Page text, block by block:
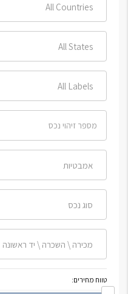
All Countries
All States
All Labels
אמבטיות
סוג נכס
מכירה \ השכרה \ יד ראשונה
טווח מחירים: